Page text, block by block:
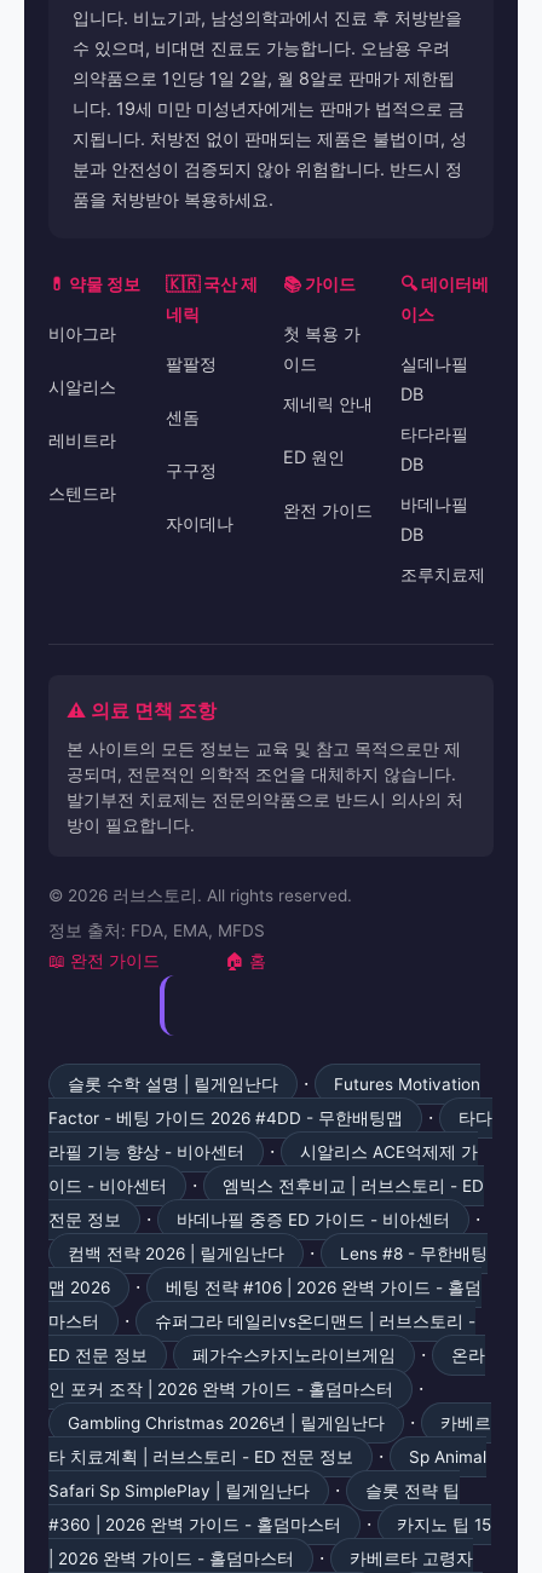
입니다. 비뇨기과, 남성의학과에서 진료 후 처방받을
수 있으며, 비대면 진료도 가능합니다. 오남용 우려
의약품으로 1인당 1일 2알, 월 8알로 판매가 제한됩
니다. 19세 미만 미성년자에게는 판매가 법적으로 금
지됩니다. 처방전 없이 판매되는 제품은 불법이며, 성
분과 안전성이 검증되지 않아 위험합니다. 반드시 정
품을 처방받아 복용하세요.
💊 약물 정보
비아그라
시알리스
레비트라
스텐드라
🇰🇷 국산 제
네릭
팔팔정
센돔
구구정
자이데나
📚 가이드
첫 복용 가
이드
제네릭 안내
ED 원인
완전 가이드
🔍 데이터베
이스
실데나필
DB
타다라필
DB
바데나필
DB
조루치료제
⚠️ 의료 면책 조항
본 사이트의 모든 정보는 교육 및 참고 목적으로만 제
공되며, 전문적인 의학적 조언을 대체하지 않습니다.
발기부전 치료제는 전문의약품으로 반드시 의사의 처
방이 필요합니다.
© 2026 러브스토리. All rights reserved.
정보 출처: FDA, EMA, MFDS
📖 완전 가이드 🏠 홈
슬롯 수학 설명 | 릴게임난다 ·
Futures Motivation
Factor - 베팅 가이드 2026 #4DD - 무한배팅맵
·
타다
라필 기능 향상 - 비아센터
·
시알리스 ACE억제제 가
이드 - 비아센터
·
엠빅스 전후비교 | 러브스토리 - ED
전문 정보
· 바데나필 중증 ED 가이드 - 비아센터 ·
컴백 전략 2026 | 릴게임난다 ·
Lens #8 - 무한배팅
맵 2026
·
베팅 전략 #106 | 2026 완벽 가이드 - 홀덤
마스터
·
슈퍼그라 데일리vs온디맨드 | 러브스토리 -
ED 전문 정보
페가수스카지노라이브게임 ·
온라
인 포커 조작 | 2026 완벽 가이드 - 홀덤마스터
·
Gambling Christmas 2026년 | 릴게임난다 ·
카베르
타 치료계획 | 러브스토리 - ED 전문 정보
·
Sp Animal
Safari Sp SimplePlay | 릴게임난다
·
슬롯 전략 팁
#360 | 2026 완벽 가이드 - 홀덤마스터
·
카지노 팁 15
| 2026 완벽 가이드 - 홀덤마스터
· 카베르타 고령자